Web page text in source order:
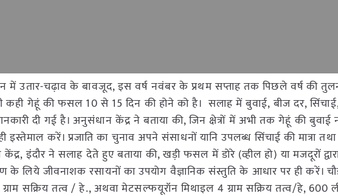
में उतार-चढ़ाव के बावजूद, इस वर्ष नवंबर के प्रथम सप्ताह तक पिछले वर्ष की
कही गेहूं की फसल 10 से 15 दिन की होने को है। सलाह में बुवाई, बीज दर,
दी गई है। अनुसंधान केंद्र ने बताया की, जिन क्षेत्रों में अभी तक गेहूं की बुवाई
इस्तेमाल करें। प्रजाति का चुनाव अपने संसाधनों यानि उपलब्ध सिंचाई की मात्रा
इंदौर ने सलाह देते हुए बताया की, खड़ी फसल में डोरे (व्हील हो) या मजदूरों
के लिये जीवनाशक रसायनों का उपयोग वैज्ञानिक संस्तुति के आधार पर ही करें।
सक्रिय तत्व / हे., अथवा मेटसल्फयूरॉन मिथाइल 4 ग्राम सक्रिय तत्व/हे, 600